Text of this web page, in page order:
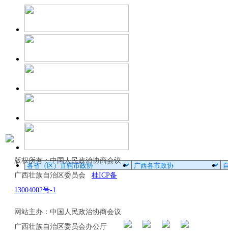
版权所有：中国人民政治协商会议
广西壮族自治区委员会 桂ICP备
13004002号-1
网站主办：中国人民政治协商会议
广西壮族自治区委员会办公厅